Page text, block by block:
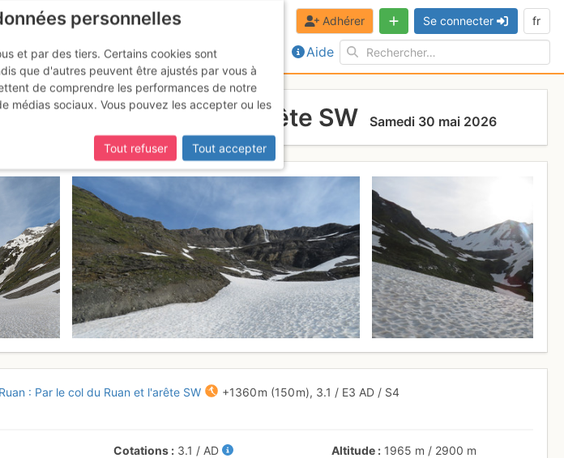
Aide
Adhérer Se connecter fr
le col du Ruan et l'arête SW Samedi 30 mai 2026
: Par le col du Ruan et l'arête SW +1360 m (150 m), 3.1 / E3 AD / S4
Cotations 3.1 / AD Altitude 1965 m / 2900 m
personnelles
et par des tiers. Certains cookies sont
que d'autres peuvent être ajustés par vous à
de comprendre les performances de notre
médias sociaux. Vous pouvez les accepter ou les
Tout refuser
Tout accepter